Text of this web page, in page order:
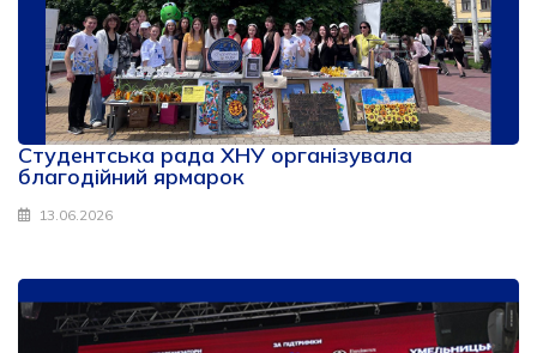
Студентська рада ХНУ організувала
благодійний ярмарок
13.06.2026